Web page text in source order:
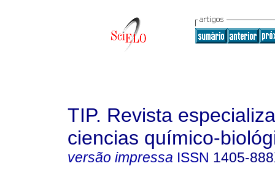
TIP. Revista
ciencias químico-
versão impressa ISSN 1405-